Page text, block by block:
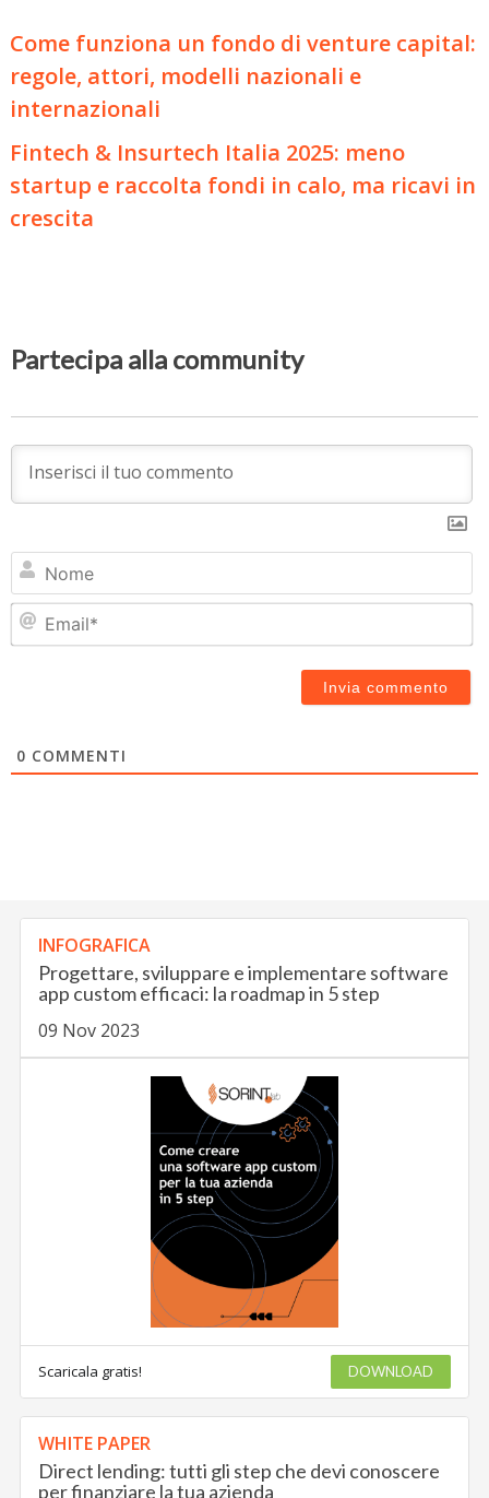
Come funziona un fondo di venture capital:
regole, attori, modelli nazionali e
internazionali
Fintech & Insurtech Italia 2025: meno
startup e raccolta fondi in calo, ma ricavi in
crescita
Partecipa alla community
0 COMMENTI
INFOGRAFICA
Progettare, sviluppare e implementare software
app custom efficaci: la roadmap in 5 step
09 Nov 2023
Scaricala gratis! DOWNLOAD
WHITE PAPER
Direct lending: tutti gli step che devi conoscere
per finanziare la tua azienda